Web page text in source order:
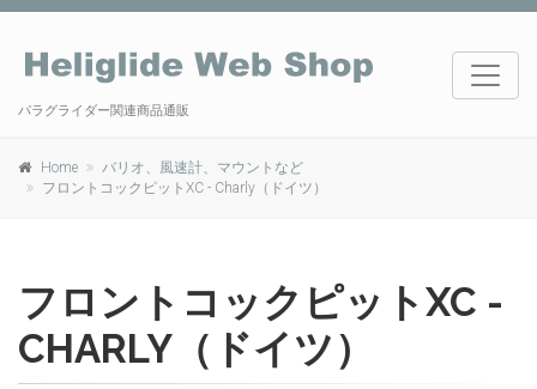
パラグライダー関連商品通販
Home
バリオ、風速計、マウントなど
フロントコックピットXC - Charly（ドイツ）
フロントコックピットXC -
CHARLY（ドイツ）